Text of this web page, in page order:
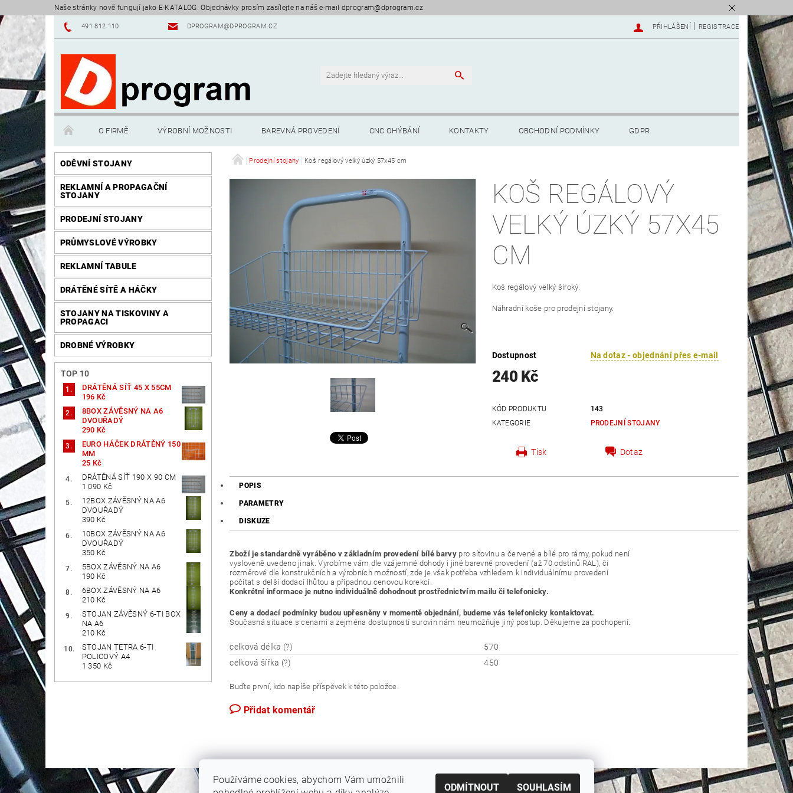
Naše stránky nově fungují jako E-KATALOG. Objednávky prosím zasílejte na náš e-mail dprogram@dprogram.cz
491 812 110 DPROGRAM@DPROGRAM.CZ PŘIHLÁŠENÍ REGISTRACE
O FIRMĚ VÝROBNÍ MOŽNOSTI BAREVNÁ PROVEDENÍ CNC OHÝBÁNÍ KONTAKTY OBCHODNÍ PODMÍNKY GDPR
ODĚVNÍ STOJANY
REKLAMNÍ A PROPAGAČNÍ
STOJANY
PRODEJNÍ STOJANY
PRŮMYSLOVÉ VÝROBKY
REKLAMNÍ TABULE
DRÁTĚNÉ SÍTĚ A HÁČKY
STOJANY NA TISKOVINY A
PROPAGACI
DROBNÉ VÝROBKY
TOP 10
DRÁTĚNÁ SÍŤ 45 X 55CM
196 Kč
8BOX ZÁVĚSNÝ NA A6
DVOUŘADÝ
290 Kč
EURO HÁČEK DRÁTĚNÝ 150
MM
25 Kč
DRÁTĚNÁ SÍŤ 190 X 90 CM
1 090 Kč
12BOX ZÁVĚSNÝ NA A6
DVOUŘADÝ
390 Kč
10BOX ZÁVĚSNÝ NA A6
DVOUŘADÝ
350 Kč
5BOX ZÁVĚSNÝ NA A6
190 Kč
6BOX ZÁVĚSNÝ NA A6
210 Kč
STOJAN ZÁVĚSNÝ 6-TI BOX
NA A6
210 Kč
STOJAN TETRA 6-TI
POLICOVÝ A4
1 350 Kč
Prodejní stojany Koš regálový velký úzký 57x45 cm
KOŠ REGÁLOVÝ
VELKÝ ÚZKÝ 57X45
CM
Koš regálový velký široký.
Náhradní koše pro prodejní stojany.
Dostupnost Na dotaz - objednání přes e-mail
240 Kč
KÓD PRODUKTU
143
KATEGORIE
PRODEJNÍ STOJANY
Tisk Dotaz
POPIS
PARAMETRY
DISKUZE
Zboží je standardně vyráběno v základním provedení bílé barvypro síťovinu a červené a bílé pro rámy, pokud není
vysloveně uvedeno jinak. Vyrobíme vám dle vzájemné dohody i jiné barevné provedení (až 70 odstínů RAL), či
rozměrové dle konstrukčních a výrobních možností, zde je však potřeba vzhledem k individuálnímu provedení
počítat s delší dodací lhůtou a případnou cenovou korekcí.
Konkrétní informace je nutno individuálně dohodnout prostřednictvím mailu či telefonicky.
Ceny a dodací podmínky budou upřesněny v momentě objednání, budeme vás telefonicky kontaktovat.
Současná situace s cenami a zejména dostupností surovin nám neumožňuje jiný postup. Děkujeme za pochopení.
celková délka (?)
570
celková šířka (?)
450
Buďte první, kdo napíše příspěvek k této položce.
Přidat komentář
Používáme cookies, abychom Vám umožnili
ODMÍTNOUT SOUHLASÍM